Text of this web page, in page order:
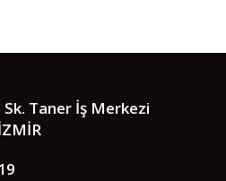
Taner İş Merkezi